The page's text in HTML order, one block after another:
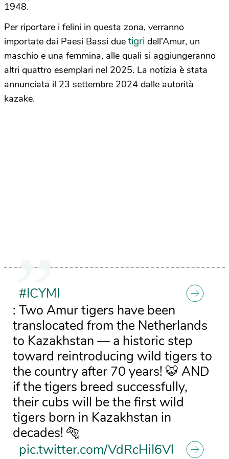
1948.
Per riportare i felini in questa zona, verranno
importate dai Paesi Bassi due tigri dell’Amur, un
maschio e una femmina, alle quali si aggiungeranno
altri quattro esemplari nel 2025. La notizia è stata
annunciata il 23 settembre 2024 dalle autorità
kazake.
#ICYMI
: Two Amur tigers have been
translocated from the Netherlands
to Kazakhstan — a historic step
toward reintroducing wild tigers to
the country after 70 years! 🐯 AND
if the tigers breed successfully,
their cubs will be the first wild
tigers born in Kazakhstan in
decades! 🐅
pic.twitter.com/VdRcHiI6Vl